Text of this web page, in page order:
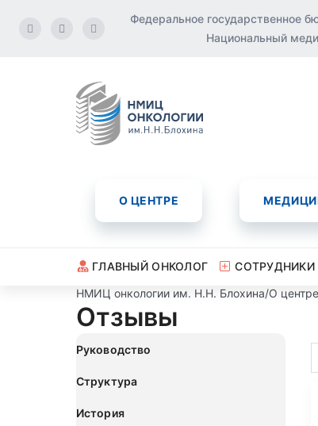
Федеральное государственное
Национальный
О ЦЕНТРЕ
ГЛАВНЫЙ ОНКОЛОГ СОТРУДНИКИ
НМИЦ онкологии им. Н.Н. Блохина/О центре
Отзывы
Руководство
Структура
История